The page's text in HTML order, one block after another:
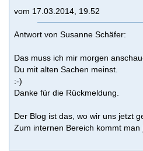
vom 17.03.2014, 19.52
Antwort von Susanne Schäfer:
Das muss ich mir morgen
Du mit alten Sachen meinst.
:-)
Danke für die Rückmeldung.
Der Blog ist das, wo wir uns jetzt
Zum internen Bereich kommt man